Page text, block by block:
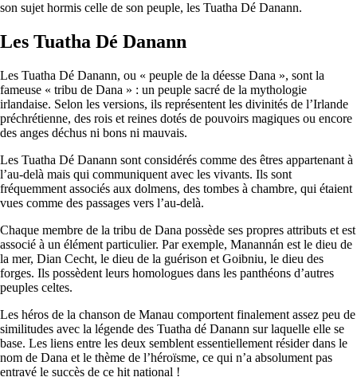
son sujet hormis celle de son peuple, les Tuatha Dé Danann.
Les Tuatha Dé Danann
Les Tuatha Dé Danann, ou « peuple de la déesse Dana », sont la
fameuse « tribu de Dana » : un peuple sacré de la mythologie
irlandaise. Selon les versions, ils représentent les divinités de l’Irlande
préchrétienne, des rois et reines dotés de pouvoirs magiques ou encore
des anges déchus ni bons ni mauvais.
Les Tuatha Dé Danann sont considérés comme des êtres appartenant à
l’au-delà mais qui communiquent avec les vivants. Ils sont
fréquemment associés aux dolmens, des tombes à chambre, qui étaient
vues comme des passages vers l’au-delà.
Chaque membre de la tribu de Dana possède ses propres attributs et est
associé à un élément particulier. Par exemple, Manannán est le dieu de
la mer, Dian Cecht, le dieu de la guérison et Goibniu, le dieu des
forges. Ils possèdent leurs homologues dans les panthéons d’autres
peuples celtes.
Les héros de la chanson de Manau comportent finalement assez peu de
similitudes avec la légende des Tuatha dé Danann sur laquelle elle se
base. Les liens entre les deux semblent essentiellement résider dans le
nom de Dana et le thème de l’héroïsme, ce qui n’a absolument pas
entravé le succès de ce hit national !